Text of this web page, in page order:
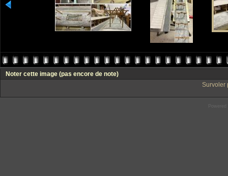
Noter cette image (pas encore de note)
Survoler